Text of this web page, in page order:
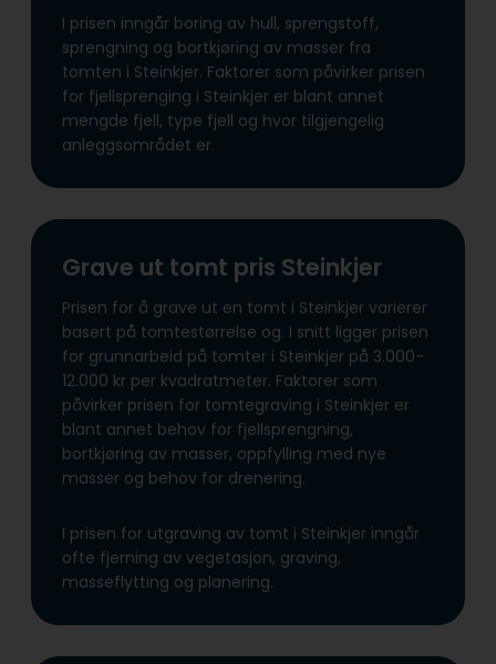
I prisen inngår boring av hull, sprengstoff,
sprengning og bortkjøring av masser fra
tomten i Steinkjer. Faktorer som påvirker prisen
for fjellsprenging i Steinkjer er blant annet
mengde fjell, type fjell og hvor tilgjengelig
anleggsområdet er.
Grave ut tomt pris Steinkjer
Prisen for å grave ut en tomt i Steinkjer varierer
basert på tomtestørrelse og. I snitt ligger prisen
for grunnarbeid på tomter i Steinkjer på 3.000-
12.000 kr per kvadratmeter. Faktorer som
påvirker prisen for tomtegraving i Steinkjer er
blant annet behov for fjellsprengning,
bortkjøring av masser, oppfylling med nye
masser og behov for drenering.
I prisen for utgraving av tomt i Steinkjer inngår
ofte fjerning av vegetasjon, graving,
masseflytting og planering.